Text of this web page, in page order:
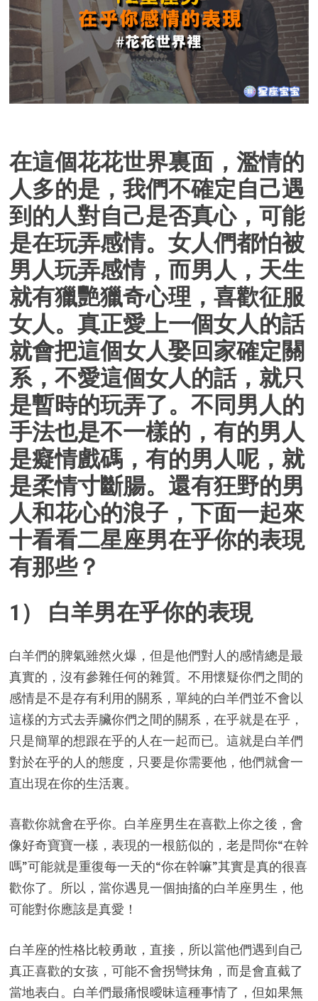
在這個花花世界裏面，濫情的
人多的是，我們不確定自己遇
到的人對自己是否真心，可能
是在玩弄感情。女人們都怕被
男人玩弄感情，而男人，天生
就有獵艷獵奇心理，喜歡征服
女人。真正愛上一個女人的話
就會把這個女人娶回家確定關
系，不愛這個女人的話，就只
是暫時的玩弄了。不同男人的
手法也是不一樣的，有的男人
是癡情戲碼，有的男人呢，就
是柔情寸斷腸。還有狂野的男
人和花心的浪子，下面一起來
十看看二星座男在乎你的表現
有那些？
1） 白羊男在乎你的表現
白羊們的脾氣雖然火爆，但是他們對人的感情總是最
真實的，沒有參雜任何的雜質。不用懷疑你們之間的
感情是不是存有利用的關系，單純的白羊們並不會以
這樣的方式去弄臟你們之間的關系，在乎就是在乎，
只是簡單的想跟在乎的人在一起而已。這就是白羊們
對於在乎的人的態度，只要是你需要他，他們就會一
直出現在你的生活裏。
喜歡你就會在乎你。白羊座男生在喜歡上你之後，會
像好奇寶寶一樣，表現的一根筋似的，老是問你“在幹
嗎”可能就是重復每一天的“你在幹嘛”其實是真的很喜
歡你了。所以，當你遇見一個抽搐的白羊座男生，他
可能對你應該是真愛！
白羊座的性格比較勇敢，直接，所以當他們遇到自己
真正喜歡的女孩，可能不會拐彎抹角，而是會直截了
當地表白。白羊們最痛恨曖昧這種事情了，但如果無